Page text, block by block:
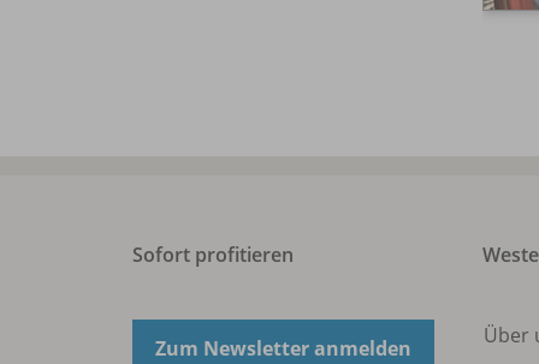
Sofort profitieren
Zum Newsletter anmelden Über